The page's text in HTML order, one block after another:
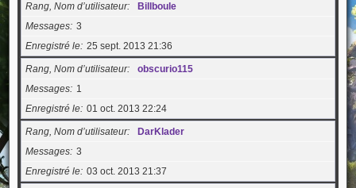
Rang, Nom d’utilisateur
Billboule
Messages 3
Enregistré le 25 sept. 2013 21:36
Rang, Nom d’utilisateur
obscurio115
Messages
1
Enregistré le 01 oct. 2013 22:24
Rang, Nom d’utilisateur
DarKlader
Messages 3
Enregistré le 03 oct. 2013 21:37